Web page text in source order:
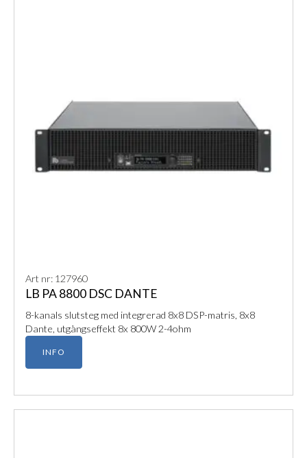
Art nr: 127960
LB PA 8800 DSC DANTE
8-kanals slutsteg med integrerad 8x8 DSP-matris, 8x8
Dante, utgångseffekt 8x 800W 2-4ohm
INFO